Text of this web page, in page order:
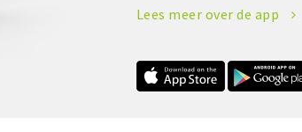
Lees meer over de app